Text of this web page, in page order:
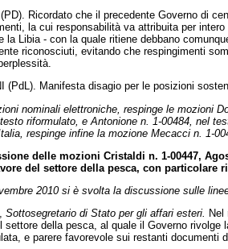
Ricordato che il precedente Governo di
la cui responsabilità va attribuita per
la Libia - con la quale ritiene debbano
riconosciuti, evitando che respingimenti
(PdL). Manifesta disagio per le posizioni
nominali elettroniche, respinge le mozioni
riformulato, e Antonione n. 1-00484, nel
respinge infine la mozione Mecacci n. 1-
delle mozioni Cristaldi n. 1-00447,
del settore della pesca, con
2010 si è svolta la discussione sulle
Sottosegretario di Stato per gli affari esteri.
settore della pesca, al quale il Governo
e parere favorevole sui restanti documenti